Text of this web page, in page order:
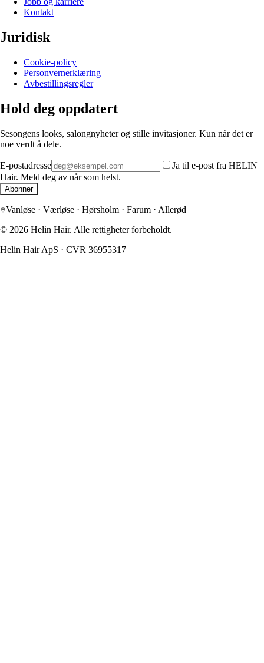
Kontakt
Juridisk
Cookie-policy
Personvernerklæring
Avbestillingsregler
Hold deg oppdatert
Sesongens looks, salongnyheter og stille invitasjoner. Kun når det er
noe verdt å dele.
E-postadresse
Ja til e-post fra HELIN
Hair. Meld deg av når som helst.
Abonner
Vanløse · Værløse · Hørsholm · Farum · Allerød
© 2026 Helin Hair. Alle rettigheter forbeholdt.
Helin Hair ApS · CVR 36955317